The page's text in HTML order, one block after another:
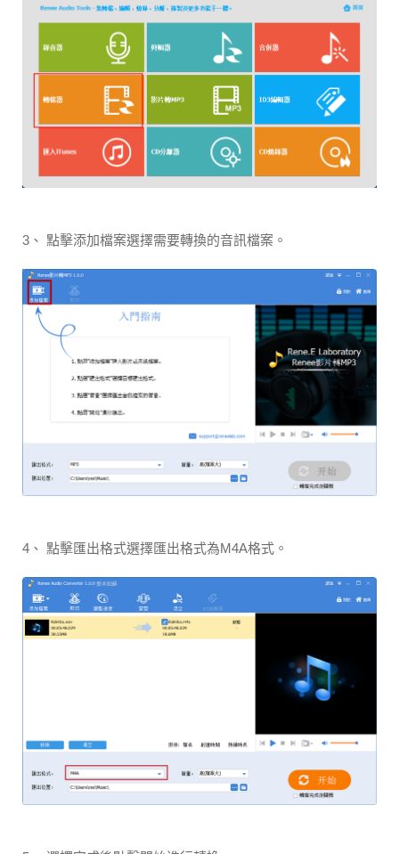
3、 點擊添加檔案選擇需要轉換的音訊檔案。
4、 點擊匯出格式選擇匯出格式為M4A格式。